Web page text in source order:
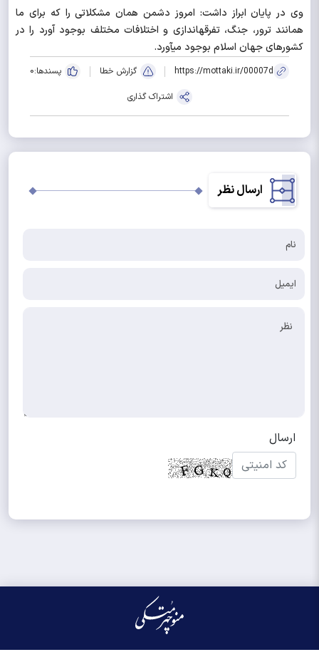
وی در پایان ابراز داشت: امروز دشمن همان مشکلاتی را که برای ما
همانند ترور، جنگ، تفرقه‎اندازی و اختلافات مختلف بوجود آورد را در
کشورهای جهان اسلام بوجود می‎آورد.
https://mottaki.ir/00007d گزارش خطا پسندها:0
اشتراک گذاری
ارسال نظر